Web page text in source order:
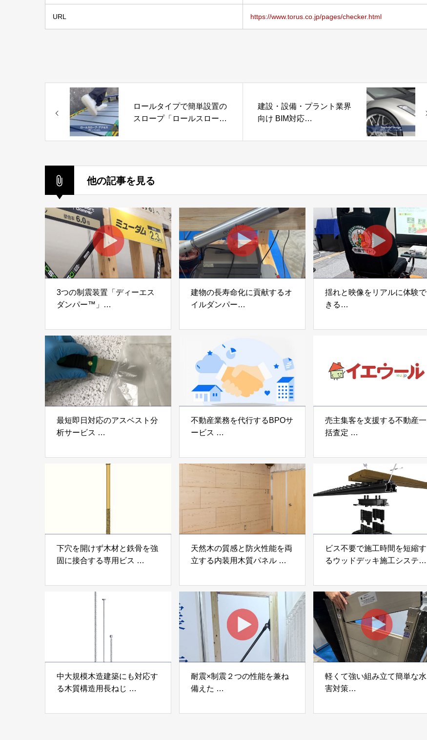
URL https://www.torus.co.jp/pages/checker.html
ロールタイプで簡単設置の
スロープ「ロールスロー
うじばん
建設・設備・プラント業界
向け BIM対応
マコーポレーション株式会
他の記事を見る
3つの制震装置「ディーエス
ダンパー™」
プ®」
アイディールブレーン株式会
社
建物の長寿命化に貢献するオ
イルダンパー
「evoltz」
揺れと映像をリアルに体験で
きる
「地震ザブトン」
最短即日対応のアスベスト分
析サービス
株式会社べスター
不動産業務を代行するBPOサ
ービス
らぶGROUP
売主集客を支援する不動産一
括査定
Speee
下穴を開けず木材と鉄骨を強
固に接合する専用ビス
株式会社
天然木の質感と防火性能を両
立する内装用木質パネル
モクパネル）」 合同会社サ
ンパテック
ビス不要で施工時間を短縮す
るウッドデッキ施工システム
JAPAN
中大規模木造建築にも対応す
る木質構造用長ねじ
ス」 株式会社カナイ
耐震×制震２つの性能を兼ね
備えた
工業株式会社
軽くて強い組み立て簡単な水
害対策
ー」